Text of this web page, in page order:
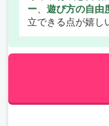
ー
遊び方の自由
立できる点が嬉し